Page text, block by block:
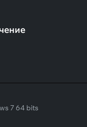
7 64 bits